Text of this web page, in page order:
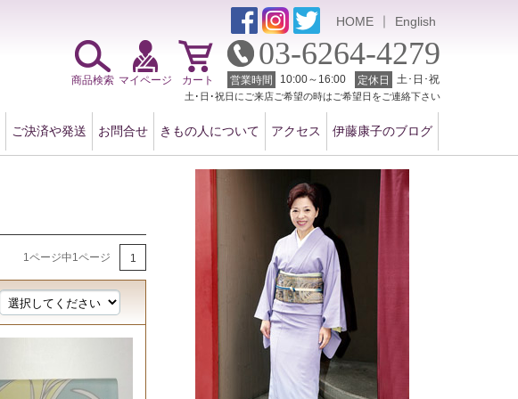
HOME ｜ English
ご決済や発送 お問合せ きもの人について アクセス 伊藤康子のブログ
商品検索 マイページ カート
03-6264-4279
営業時間 10:00～16:00 定休日 土･日･祝
土･日･祝日にご来店ご希望の時はご希望日をご連絡下さい
1ページ中1ページ 1